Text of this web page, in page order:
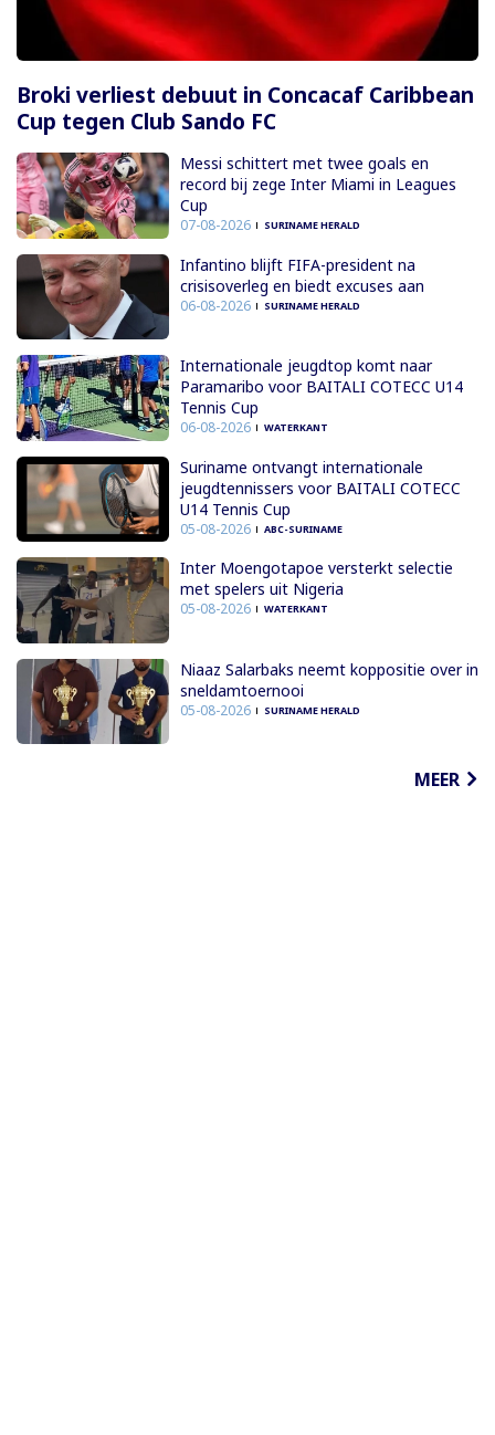
Broki verliest debuut in Concacaf Caribbean
Cup tegen Club Sando FC
Messi schittert met twee goals en
record bij zege Inter Miami in Leagues
Cup
07-08-2026 SURINAME HERALD
Infantino blijft FIFA-president na
crisisoverleg en biedt excuses aan
06-08-2026 SURINAME HERALD
Internationale jeugdtop komt naar
Paramaribo voor BAITALI COTECC U14
Tennis Cup
06-08-2026 WATERKANT
Suriname ontvangt internationale
jeugdtennissers voor BAITALI COTECC
U14 Tennis Cup
05-08-2026 ABC-SURINAME
Inter Moengotapoe versterkt selectie
met spelers uit Nigeria
05-08-2026 WATERKANT
Niaaz Salarbaks neemt koppositie over in
sneldamtoernooi
05-08-2026 SURINAME HERALD
MEER